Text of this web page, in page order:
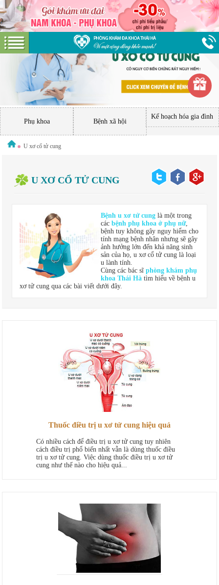
Phụ khoa Bệnh xã hội
Kế hoạch hóa gia đình
U xơ cổ tử cung
U XƠ CỔ TỬ CUNG
Bệnh u xơ tử cung là một trong
cácbệnh phụ khoa ở phụ nữ,
bệnh tuy không gây nguy hiểm cho
tính mạng bệnh nhân nhưng sẽ gây
ảnh hưởng lớn đến khả năng sinh
sản của họ, u xơ cổ tử cung là loại
u lành tính.
Cùng các bác sĩphòng khám phụ
khoa Thái Hà tìm hiểu về bệnh u
xơ tử cung qua các bài viết dưới đây.
Thuốc điều trị u xơ tử cung hiệu quả
Có nhiều cách để điều trị u xơ tử cung tuy nhiên
cách điều trị phổ biến nhất vẫn là dùng thuốc điều
trị u xơ tử cung. Việc dùng thuốc điều trị u xơ tử
cung như thế nào cho hiệu quả...